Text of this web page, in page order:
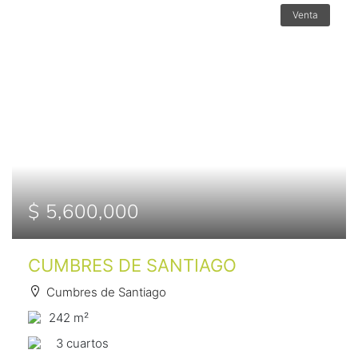
Venta
$ 5,600,000
CUMBRES DE SANTIAGO
Cumbres de Santiago
242 m²
3 сuartos